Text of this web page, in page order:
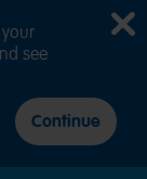
see
Continue